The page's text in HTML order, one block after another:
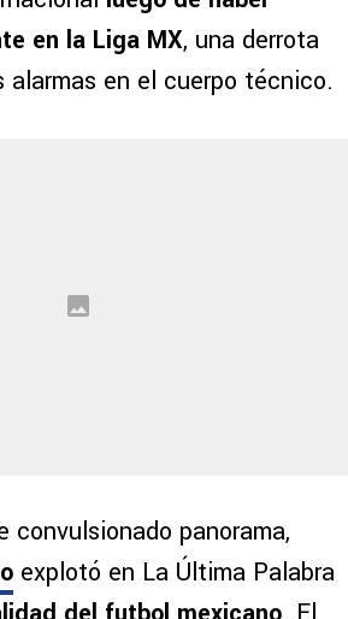
en la Liga MX, una derrota
alarmas en el cuerpo técnico.
convulsionado panorama,
explotó en La Última Palabra